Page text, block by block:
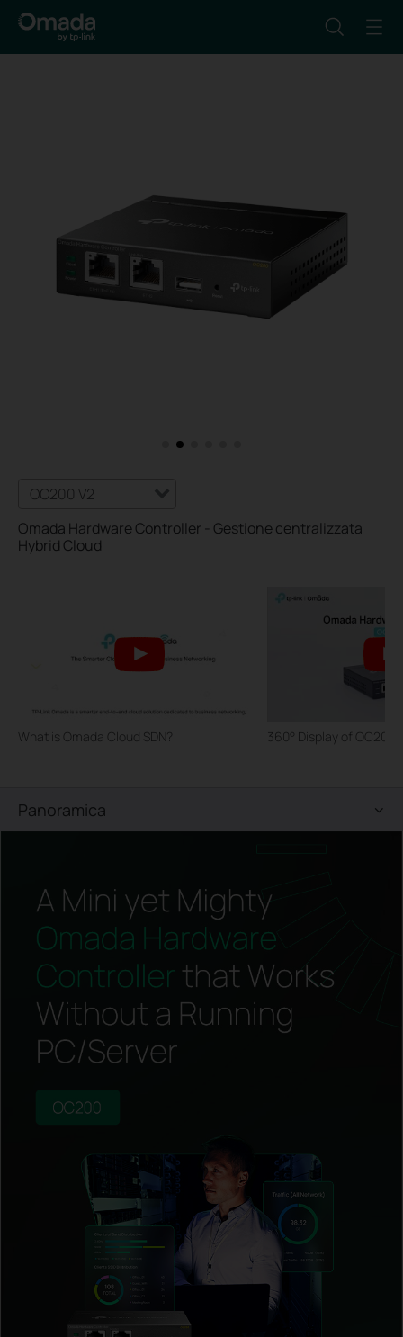
OC200 V2
Omada Hardware Controller - Gestione centralizzata
Hybrid Cloud
What is Omada Cloud SDN? 360° Display of OC200
Panoramica